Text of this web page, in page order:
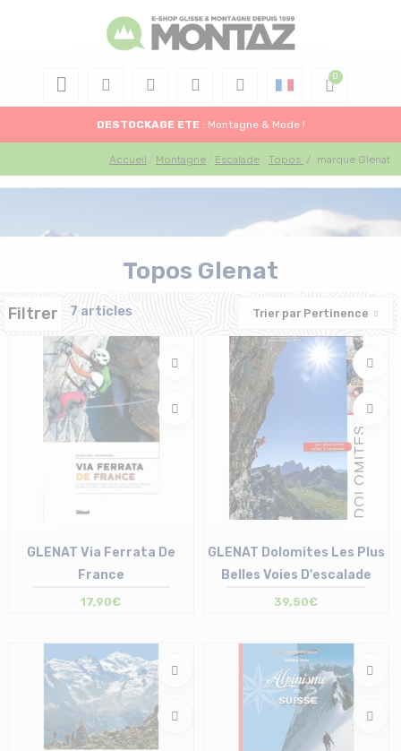
DESTOCKAGE ETE : Montagne & Mode !
Accueil Montagne Escalade Topos / marque Glenat
Topos Glenat
Filtrer 7 articles Trier par Pertinence
T.U
GLENAT Via Ferrata De
France
17,90€
T.U
GLENAT Dolomites Les Plus
Belles Voies D'escalade
39,50€